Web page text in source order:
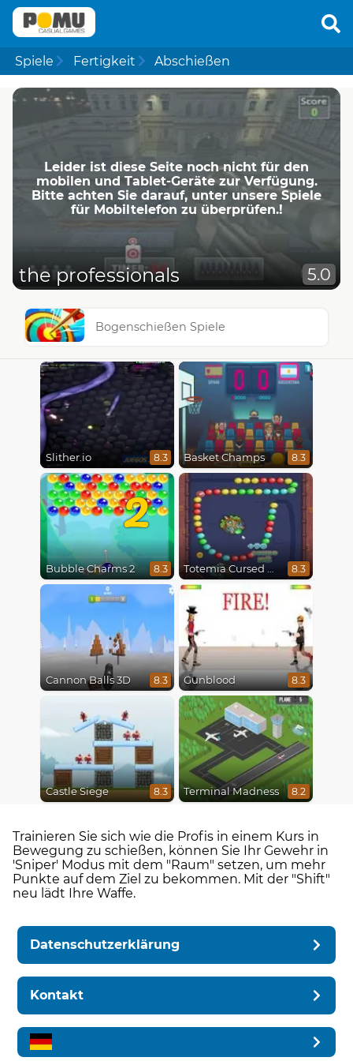
Spiele Fertigkeit Abschießen
Leider ist diese Seite noch nicht für den
mobilen und Tablet-Geräte zur Verfügung.
Bitte achten Sie darauf, unter unsere Spiele
für Mobiltelefon zu überprüfen.!
the professionals 5.0
Bogenschießen Spiele
Slither.io 8.3 Basket Champs 8.3
2
Bubble Charms 2 8.3 Totemia Cursed Marbles 8.3
Cannon Balls 3D 8.3 Gunblood 8.3
Castle Siege 8.3 Terminal Madness 8.2
Trainieren Sie sich wie die Profis in einem Kurs in
Bewegung zu schießen, können Sie Ihr Gewehr in
'Sniper' Modus mit dem "Raum" setzen, um mehr
Punkte auf dem Ziel zu bekommen. Mit der "Shift"
neu lädt Ihre Waffe.
Datenschutzerklärung
Kontakt